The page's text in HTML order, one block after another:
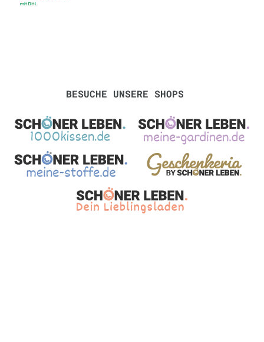
BESUCHE UNSERE SHOPS